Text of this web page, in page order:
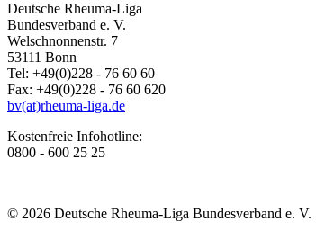
Deutsche Rheuma-Liga
Bundesverband e. V.
Welschnonnenstr. 7
53111 Bonn
Tel: +49(0)228 - 76 60 60
Fax: +49(0)228 - 76 60 620
bv(at)rheuma-liga.de
Kostenfreie Infohotline:
0800 - 600 25 25
© 2026 Deutsche Rheuma-Liga Bundesverband e. V.